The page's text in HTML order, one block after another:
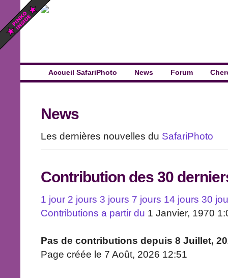
Accueil SafariPhoto News Forum
News
Les dernières nouvelles du SafariPhoto
Contribution des 30
1 jour 2 jours 3 jours 7 jours 14 jours 30
Contributions a partir du 1 Janvier, 1970
Pas de contributions depuis 8 Juillet,
Page créée le 7 Août, 2026 12:51